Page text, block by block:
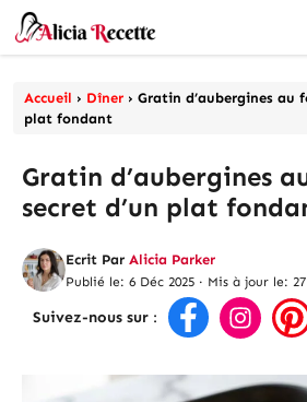
Aller
au
Accueil › Dîner › Gratin d’aubergines au
plat fondant
Gratin d’aubergines
secret d’un plat
Ecrit Par Alicia Parker
Publié le: 6 Déc 2025 · Mis à jour le:
Suivez-nous sur :